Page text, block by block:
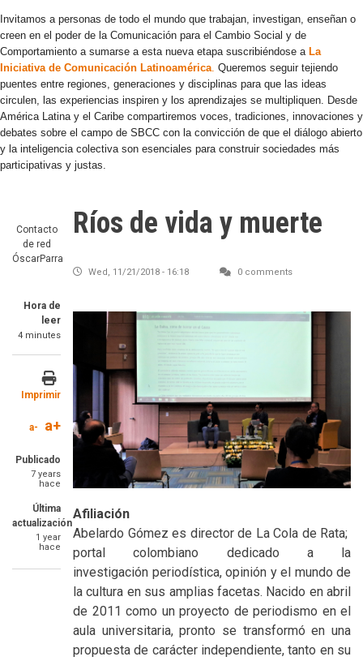
Invitamos a personas de todo el mundo que trabajan, investigan, enseñan o
creen en el poder de la Comunicación para el Cambio Social y de
Comportamiento a sumarse a esta nueva etapa suscribiéndose a La
Iniciativa de Comunicación Latinoamérica. Queremos seguir tejiendo
puentes entre regiones, generaciones y disciplinas para que las ideas
circulen, las experiencias inspiren y los aprendizajes se multipliquen. Desde
América Latina y el Caribe compartiremos voces, tradiciones, innovaciones y
debates sobre el campo de SBCC con la convicción de que el diálogo abierto
y la inteligencia colectiva son esenciales para construir sociedades más
participativas y justas.
Contacto
de red
ÓscarParra
Hora de
leer
4 minutes
Imprimir
a- a+
Publicado
7 years
hace
Última
actualización
1 year
hace
Ríos de vida y muerte
Wed, 11/21/2018 - 16:18 0 comments
Afiliación
Abelardo Gómez es director de La Cola de Rata;
portal colombiano dedicado a la
investigación periodística, opinión y el mundo de
la cultura en sus amplias facetas. Nacido en abril
de 2011 como un proyecto de periodismo en el
aula universitaria, pronto se transformó en una
propuesta de carácter independiente, tanto en su